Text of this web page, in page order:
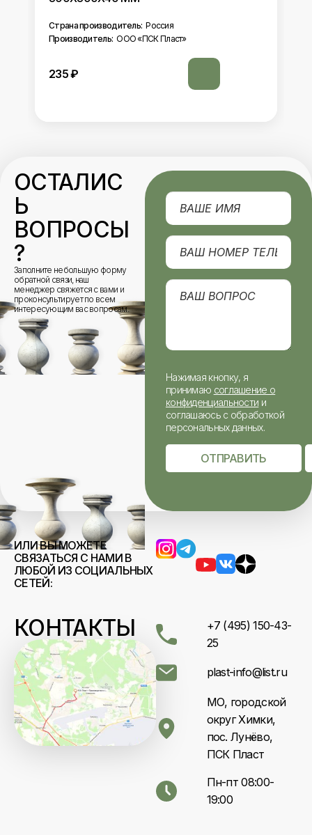
Россия
ООО «ПСК Пласт»
4505
ОСТАЛИС
Ь
ВОПРОСЫ
?
Заполните небольшую форму
обратной связи, наш
менеджер свяжется с вами и
проконсультирует по всем
интересующим вас вопросам.
Нажимая кнопку, я
принимаю соглашение о
конфиденциальности и
соглашаюсь с обработкой
персональных данных.
ОТПРАВИТЬ
ИЛИ ВЫ МОЖЕТЕ
СВЯЗАТЬСЯ С НАМИ В
ЛЮБОЙ ИЗ СОЦИАЛЬНЫХ
СЕТЕЙ:
КОНТАКТЫ
+7 (495) 150-43-
25
plast-info@list.ru
МО, городской
округ Химки,
пос. Лунёво,
ПСК Пласт
Пн-пт 08:00-
19:00